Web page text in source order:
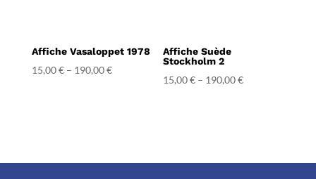
Affiche Vasaloppet 1978
15,00€– 190,00€
Affiche Suède
Stockholm 2
15,00€ – 190,00€